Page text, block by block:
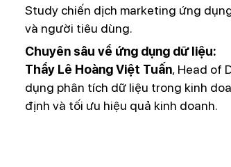
Study chiến dịch marketing ứng
và người tiêu dùng.
Chuyên sâu về ứng dụng dữ liệu:
Thầy Lê Hoàng Việt Tuấn, Head of
dụng phân tích dữ liệu trong kinh
định và tối ưu hiệu quả kinh doanh.